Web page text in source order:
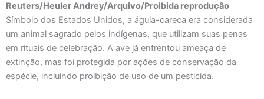
Reuters/Heuler Andrey/Arquivo/Proibida reprodução
Símbolo dos Estados Unidos, a águia-careca era considerada
um animal sagrado pelos indígenas, que utilizam suas penas
em rituais de celebração. A ave já enfrentou ameaça de
extinção, mas foi protegida por ações de conservação da
espécie, incluindo proibição de uso de um pesticida.